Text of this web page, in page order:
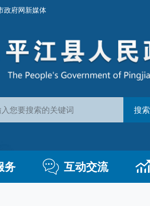
政府网新媒体
搜索
务 互动交流